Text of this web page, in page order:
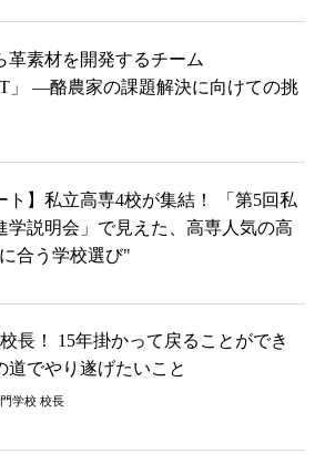
革素材を開発するチーム
」 ―酪農家の課題解決に向けての挑
ト】私立高専4校が集結！ 「第5回私
学説明会」で見えた、高専人気の高
合う学校選び"
長！ 15年掛かって戻ることができ
道でやり遂げたいこと
学校 校長